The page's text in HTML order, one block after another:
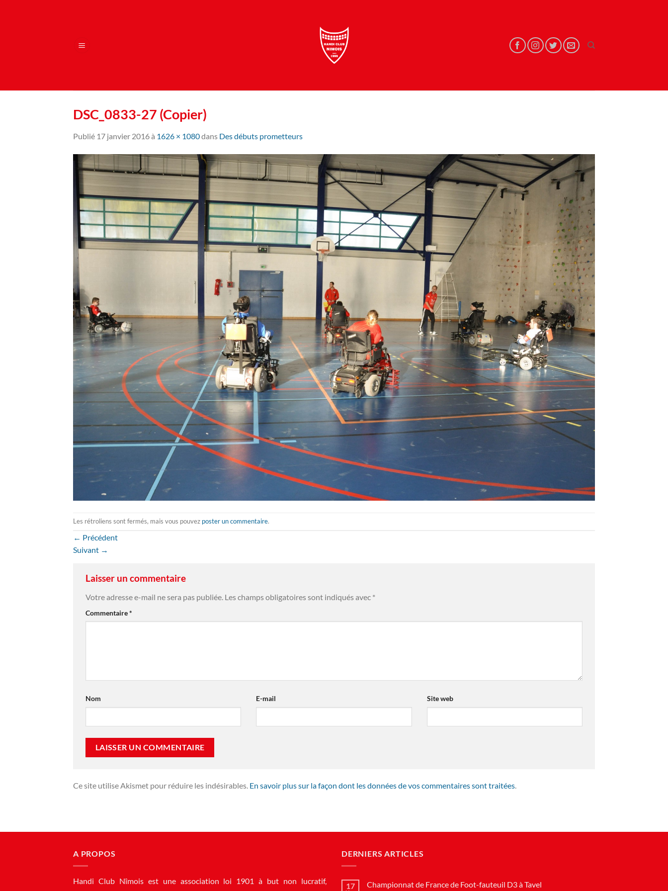
DSC_0833-27 (Copier)
Publié 17 janvier 2016à 1626 × 1080dans Des débuts prometteurs
Les rétroliens sont fermés, mais vous pouvez poster un commentaire.
← Précédent
Suivant →
Laisser un commentaire
Votre adresse e-mail ne sera pas publiée. Les champs obligatoires sont indiqués avec *
Commentaire*
Nom E-mail Site web
Ce site utilise Akismet pour réduire les indésirables. En savoir plus sur la façon dont les données de vos commentaires sont traitées.
A PROPOS
Handi Club Nîmois est une association loi 1901 à but non lucratif,
DERNIERS ARTICLES
17 Championnat de France de Foot-fauteuil D3 à Tavel